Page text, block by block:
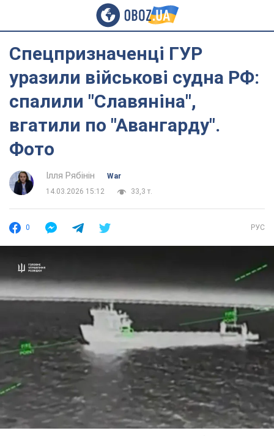
Спецпризначенці ГУР
уразили військові судна РФ:
спалили "Славяніна",
вгатили по "Авангарду".
Фото
Ілля Рябінін
War
14.03.2026 15:12
33,3 т.
0 РУС